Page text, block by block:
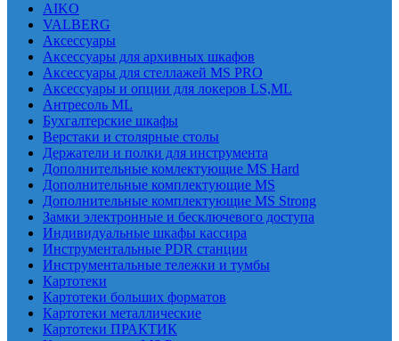
AIKO
VALBERG
Аксессуары
Аксессуары для архивных шкафов
Аксессуары для стеллажей MS PRO
Аксессуары и опции для локеров LS,ML
Антресоль ML
Бухгалтерские шкафы
Верстаки и столярные столы
Держатели и полки для инструмента
Дополнительные комлектующие MS Hard
Дополнительные комплектующие MS
Дополнительные комплектующие MS Strong
Замки электронные и бесключевого доступа
Индивидуальные шкафы кассира
Инструментальные PDR станции
Инструментальные тележки и тумбы
Картотеки
Картотеки больших форматов
Картотеки металлические
Картотеки ПРАКТИК